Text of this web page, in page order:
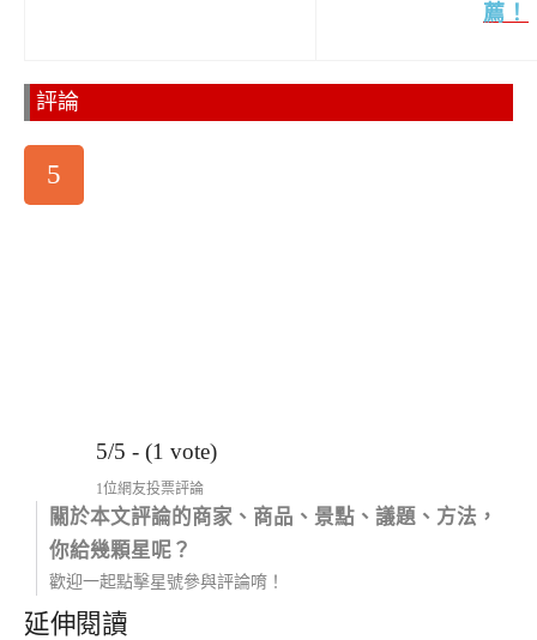
薦！
評論
5
5/5 - (1 vote)
1位網友投票評論
關於本文評論的商家、商品、景點、議題、方法，
你給幾顆星呢？
歡迎一起點擊星號參與評論唷！
延伸閱讀